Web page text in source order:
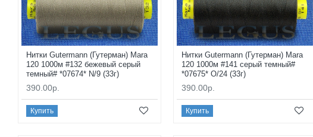
Нитки Gutermann (Гутерман) Mara
120 1000м #132 бежевый серый
темный# *07674* N/9 (33г)
390.00р.
Купить
Нитки Gutermann (Гутерман) Mara
120 1000м #141 серый темный#
*07675* O/24 (33г)
390.00р.
Купить